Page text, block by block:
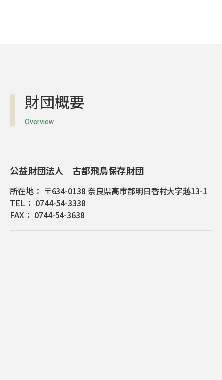
財団概要
Overview
公益財団法人 古都飛鳥保存財団
所在地： 〒634-0138 奈良県高市郡明日香村大字越13-1
TEL： 0744-54-3338
FAX： 0744-54-3638